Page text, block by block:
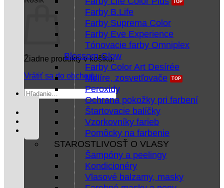
Žiadne produkty v košíku.
Vrátiť sa do obchodu
Hľadať:
Farby B.Life
Farby Suprema Color
Farby Eve Experience
Tónovacie farby Omniplex
Blossom Glow
Farby Color Art Desírée
Melíre, zosvetľovače
Peroxidy
Ochrana pokožky pri farbení
Štartovacie balíčky
Vzorkovníky farieb
Pomôcky na farbenie
STAROSTLIVOSŤ O VLASY
Šampóny a peelingy
Kondicionéry
Vlasové balzamy, masky